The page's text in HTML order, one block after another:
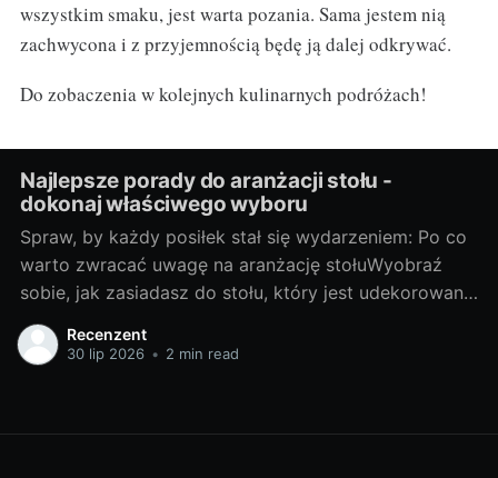
wszystkim smaku, jest warta pozania. Sama jestem nią
zachwycona i z przyjemnością będę ją dalej odkrywać.
Do zobaczenia w kolejnych kulinarnych podróżach!
Najlepsze porady do aranżacji stołu -
dokonaj właściwego wyboru
Spraw, by każdy posiłek stał się wydarzeniem: Po co
warto zwracać uwagę na aranżację stołuWyobraź
sobie, jak zasiadasz do stołu, który jest udekorowany
z troską i wyobraźnią. Każda filiżanka, talerz i
sztućce są umieszczone na miejscu, tworząc piękną
Recenzent
30 lip 2026 • 2 min read